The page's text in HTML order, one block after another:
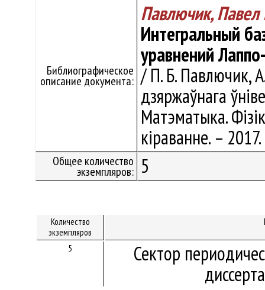
Библиографическое
описание документа:
Павлючик, Павел
Интегральный
уравнений
/ П. Б. Павлючик,
дзяржаўнага
Матэматыка.
кіраванне. –
Общее количество
экземпляров: 5
Количество
экземпляров
5
Сектор